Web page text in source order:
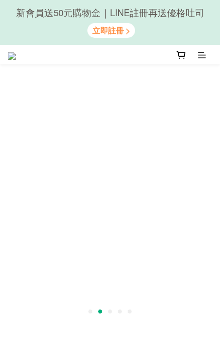
隨心享受｜貝果任選6組$899
新會員送50元購物金｜LINE註冊再送優格吐司